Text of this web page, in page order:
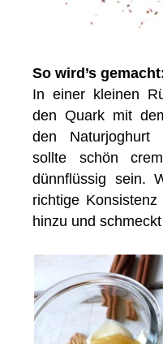
So wird’s
In einer kleinen
den Quark mit
den Naturjoghurt
sollte schön
dünnflüssig sein.
richtige
hinzu und